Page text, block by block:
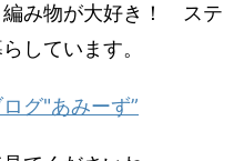
編み物が大好き！ ステ
しています。
グ"あみーず”